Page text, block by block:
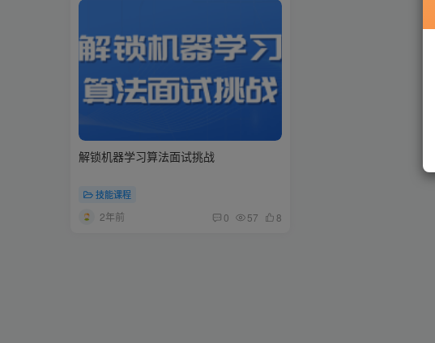
解锁机器学习算法面试挑战
技能课程
2年前 0 57 8